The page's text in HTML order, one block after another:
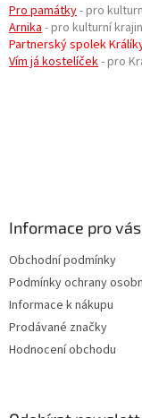
Pro památky- pro
Arnika - pro kulturní
Partnerský spolek
Vím já kostelíček- pro
Informace pro vás
Obchodní podmínky
Podmínky ochrany
Informace k nákupu
Prodávané značky
Hodnocení obchodu